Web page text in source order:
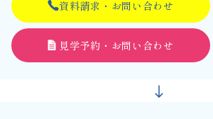
資料請求・お問い合わせ
見学予約・お問い合わせ